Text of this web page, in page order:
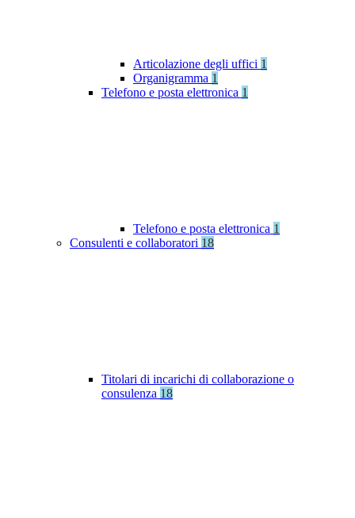
Articolazione degli uffici 1
Organigramma 1
Telefono e posta elettronica 1
Telefono e posta elettronica 1
Consulenti e collaboratori 18
Titolari di incarichi di collaborazione o
consulenza 18